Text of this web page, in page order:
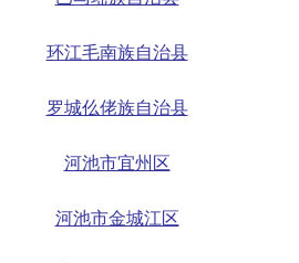
环江毛南族自治县
罗城仫佬族自治县
河池市宜州区
河池市金城江区